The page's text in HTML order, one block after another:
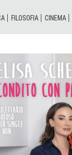
FILOSOFIA CINEMA